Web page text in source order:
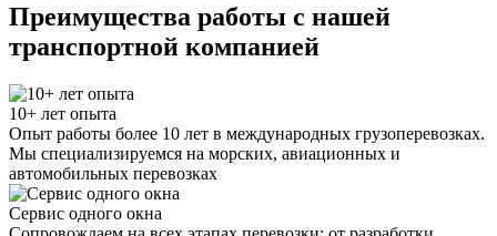
Преимущества работы с нашей
транспортной компанией
10+ лет опыта
Опыт работы более 10 лет в международных грузоперевозках.
Мы специализируемся на морских, авиационных и
автомобильных перевозках
Сервис одного окна